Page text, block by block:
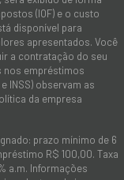
(IOF) e o custo
disponível para
apresentados. Você
a contratação do seu
nos empréstimos
INSS) observam as
da empresa
prazo mínimo de 6
R$ 100,00. Taxa
a.m. Informações